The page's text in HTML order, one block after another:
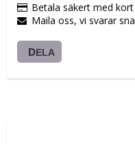
Betala säkert med kort
Maila oss, vi svarar
DELA